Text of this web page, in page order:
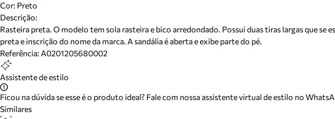
Cor: Preto
Descrição:
Rasteira preta. O modelo tem sola rasteira e bico arredondado. Possui duas tiras largas que
preta e inscrição do nome da marca. A sandália é aberta e exibe parte do pé.
Referência: A0201205680002
Assistente de estilo
Ficou na dúvida se esse é o produto ideal? Fale com nossa assistente virtual de estilo no
Similares